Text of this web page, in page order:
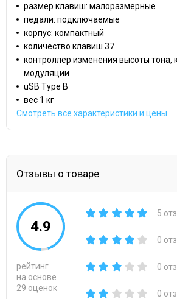
размер клавиш: малоразмерные
педали: подключаемые
корпус: компактный
количество клавиш 37
контроллер изменения высоты тона,
модуляции
uSB Type B
вес 1 кг
Смотреть все характеристики и цены
Отзывы о товаре
4.9
рейтинг
на основе
29 оценок
5
0
0
0